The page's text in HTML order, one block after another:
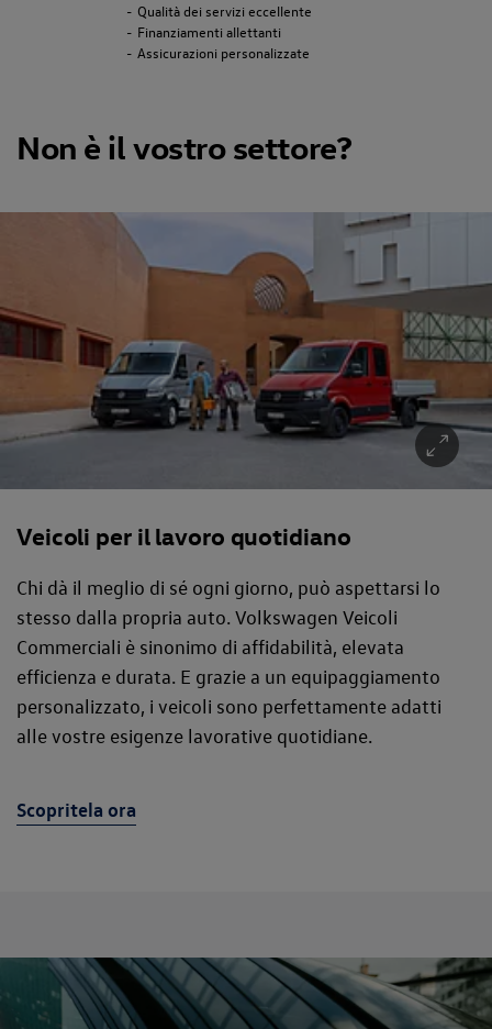
Qualità dei servizi eccellente
Finanziamenti allettanti
Assicurazioni personalizzate
Non è il vostro settore?
Veicoli per il lavoro quotidiano
Chi dà il meglio di sé ogni giorno, può aspettarsi lo
stesso dalla propria auto. Volkswagen Veicoli
Commerciali è sinonimo di affidabilità, elevata
efficienza e durata. E grazie a un equipaggiamento
personalizzato, i veicoli sono perfettamente adatti
alle vostre esigenze lavorative quotidiane.
Scopritela ora